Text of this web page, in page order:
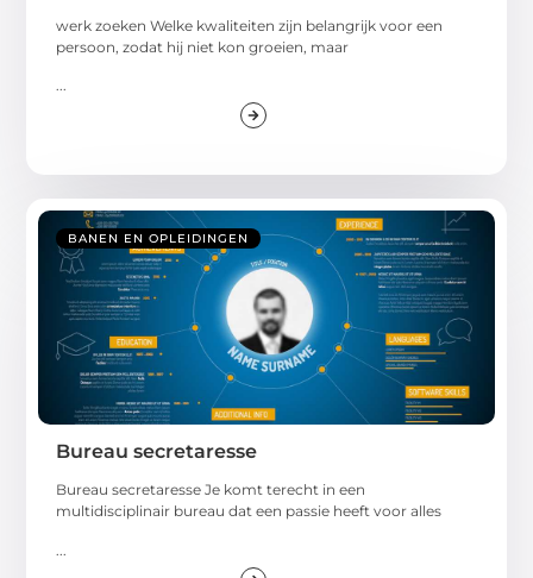
werk zoeken Welke kwaliteiten zijn belangrijk voor een
persoon, zodat hij niet kon groeien, maar
...
BANEN EN OPLEIDINGEN
Bureau secretaresse
Bureau secretaresse Je komt terecht in een
multidisciplinair bureau dat een passie heeft voor alles